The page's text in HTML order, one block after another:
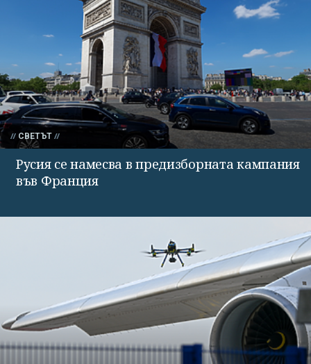
СВЕТЪТ
Русия се намесва в предизборната кампания
във Франция